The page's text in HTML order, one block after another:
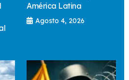
América Latina
Agosto 4, 2026